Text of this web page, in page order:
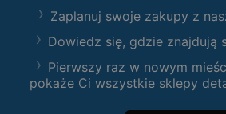
Zaplanuj swoje zakupy z
Dowiedz się, gdzie znajdują
Pierwszy raz w nowym
pokaże Ci wszystkie sklepy